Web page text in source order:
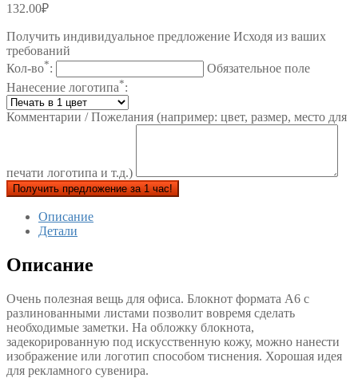
132.00₽
Получить индивидуальное предложение Исходя из ваших
требований
Кол-во*:
Обязательное поле
Нанесение логотипа*:
Комментарии / Пожелания (например: цвет, размер, место для
печати логотипа и т.д.)
Получить предложение за 1 час!
Описание
Детали
Описание
Очень полезная вещь для офиса. Блокнот формата А6 с
разлинованными листами позволит вовремя сделать
необходимые заметки. На обложку блокнота,
задекорированную под искусственную кожу, можно нанести
изображение или логотип способом тиснения. Хорошая идея
для рекламного сувенира.